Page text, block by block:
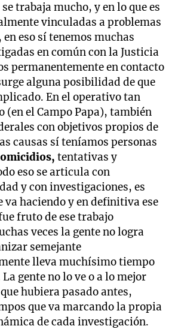
trabaja mucho, y en lo que es
vinculadas a problemas
eso sí tenemos muchas
en común con la Justicia
permanentemente en contacto
alguna posibilidad de que
En el operativo tan
(en el Campo Papa), también
con objetivos propios de
causas sí teníamos personas
tentativas y
eso se articula con
y con investigaciones, es
va haciendo y en definitiva ese
fruto de ese trabajo
veces la gente no logra
semejante
lleva muchísimo tiempo
gente no lo ve o a lo mejor
hubiera pasado antes,
que va marcando la propia
de cada investigación.